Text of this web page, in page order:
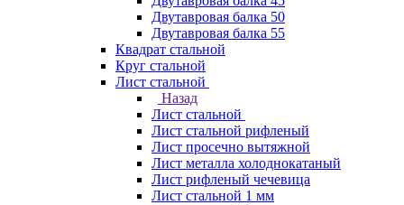
Двутавровая балка 50
Двутавровая балка 55
Квадрат стальной
Круг стальной
Лист стальной
Назад
Лист стальной
Лист стальной рифленый
Лист просечно вытяжной
Лист металла холоднокатаный
Лист рифленый чечевица
Лист стальной 1 мм